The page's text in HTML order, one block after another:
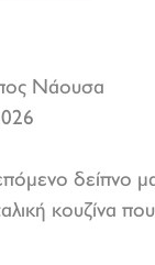
Νάουσα
δείπνο
κουζίνα